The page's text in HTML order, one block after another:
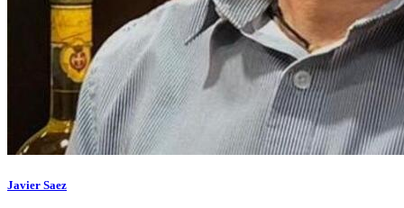
Javier Saez